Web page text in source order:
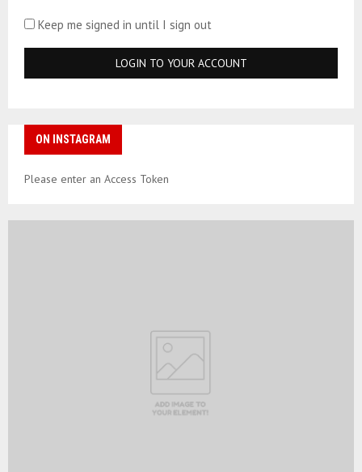
Keep me signed in until I sign out
ON INSTAGRAM
Please enter an Access Token